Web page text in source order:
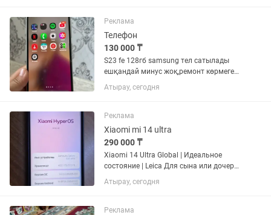
Реклама
Телефон
130 000 ₸
S23 fe 128гб samsung тел сатылады
ешқандай минус жоқ,ремонт көрмеген
телефон кутіммен ұсталған накты
корсетилген бага
Атырау, сегодня
Реклама
Xiaomi mi 14 ultra
290 000 ₸
Xiaomi 14 Ultra Global | Идеальное
состояние | Leica Для сына или дочери
виде дорого подарка очень хорошо
подходить состояние всего телефона
бумажки и пленки от...
Атырау, сегодня
Реклама